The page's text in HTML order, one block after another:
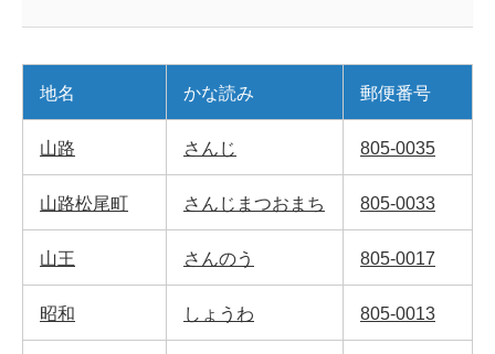
地名 かな読み 郵便番号
山路 さんじ 805-0035
山路松尾町 さんじまつおまち 805-0033
山王 さんのう 805-0017
昭和 しょうわ 805-0013